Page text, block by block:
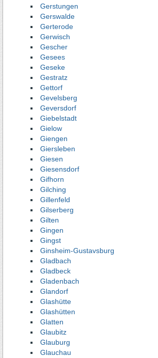
Gerstungen
Gerswalde
Gerterode
Gerwisch
Gescher
Gesees
Geseke
Gestratz
Gettorf
Gevelsberg
Geversdorf
Giebelstadt
Gielow
Giengen
Giersleben
Giesen
Giesensdorf
Gifhorn
Gilching
Gillenfeld
Gilserberg
Gilten
Gingen
Gingst
Ginsheim-Gustavsburg
Gladbach
Gladbeck
Gladenbach
Glandorf
Glashütte
Glashütten
Glatten
Glaubitz
Glauburg
Glauchau